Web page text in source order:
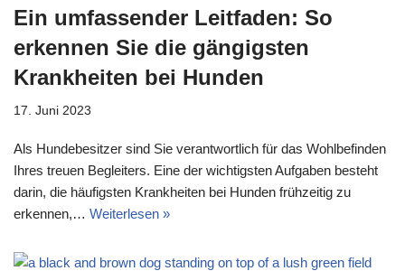
Ein umfassender Leitfaden: So
erkennen Sie die gängigsten
Krankheiten bei Hunden
17. Juni 2023
Als Hundebesitzer sind Sie verantwortlich für das Wohlbefinden
Ihres treuen Begleiters. Eine der wichtigsten Aufgaben besteht
darin, die häufigsten Krankheiten bei Hunden frühzeitig zu
erkennen,… Weiterlesen »